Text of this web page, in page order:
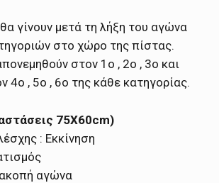
γίνουν μετά τη λήξη του αγώνα
στο χώρο της πίστας.
στον 1ο , 2ο , 3ο και
4ο , 5ο , 6ο της κάθε κατηγορίας.
75Χ60cm)
: Εκκίνηση
αγώνα